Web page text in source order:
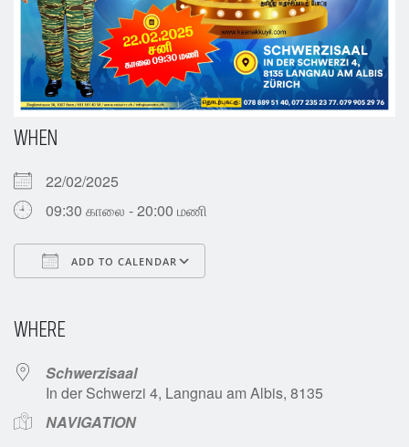
WHEN
22/02/2025
09:30 காலை - 20:00 மணி
ADD TO CALENDAR
WHERE
Schwerzisaal
In der Schwerzi 4, Langnau am Albis, 8135
NAVIGATION